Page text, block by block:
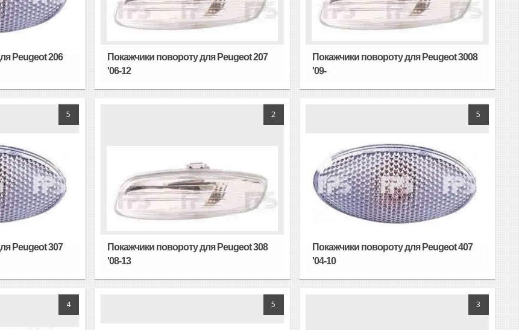
Peugeot 206
Покажчики повороту для Peugeot 207
'06-12
Покажчики повороту для Peugeot 3008
'09-
5
Peugeot 307
2
Покажчики повороту для Peugeot 308
'08-13
5
Покажчики повороту для Peugeot 407
'04-10
4 5 3